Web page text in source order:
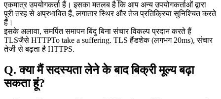
एकमात्र उपयोगकर्ता हैं। इसका मतलब है कि आप अन्य उपयोगकर्ताओं द्वारा
पूरी तरह से अप्रभावित हैं, लगातार स्थिर और तेज प्रतिक्रिया सुनिश्चित करते
हैं।
इसके अलावा, समर्पित समापन बिंदु बिना संचार विकल्प प्रदान करते हैं
TLSजैसे HTTPTo take a suffering. TLS हैंडशेक (लगभग 20ms), संचार
तेजी से बढ़ता है HTTPS.
Q. क्या मैं सदस्यता लेने के बाद बिक्री मूल्य बढ़ा
सकता हूं?